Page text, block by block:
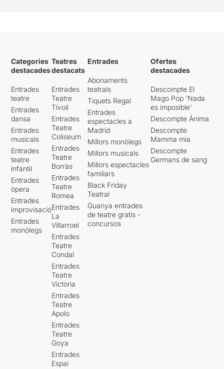
Categories
destacades
Entrades
teatre
Entrades
dansa
Entrades
musicals
Entrades
teatre
infantil
Entrades
òpera
Entrades
improvisació
Entrades
monòlegs
Teatres
destacats
Entrades
Teatre
Tívoli
Entrades
Teatre
Coliseum
Entrades
Teatre
Borràs
Entrades
Teatre
Romea
Entrades
La
Villarroel
Entrades
Teatre
Condal
Entrades
Teatre
Victòria
Entrades
Teatre
Apolo
Entrades
Teatre
Goya
Entrades
Espai
Entrades
Abonaments
teatrals
Tiquets Regal
Entrades
espectacles a
Madrid
Millors monòlegs
Millors musicals
Millors espectacles
familiars
Black Friday
Teatral
Guanya entrades
de teatre gratis -
concursos
Ofertes
destacades
Descompte El
Mago Pop 'Nada
es imposible'
Descompte Ànima
Descompte
Mamma mia
Descompte
Germans de sang